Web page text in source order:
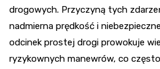
drogowych. Przyczyną tych
nadmierna prędkość i
odcinek prostej drogi prowokuje
ryzykownych manewrów, co